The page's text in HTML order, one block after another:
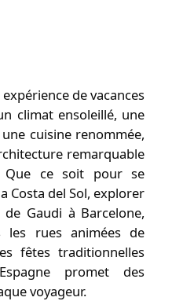
de vacances
climat ensoleillé, une
cuisine renommée,
remarquable
Que ce soit pour se
Costa del Sol, explorer
Gaudi à Barcelone,
les rues animées de
fêtes traditionnelles
promet des
voyageur.